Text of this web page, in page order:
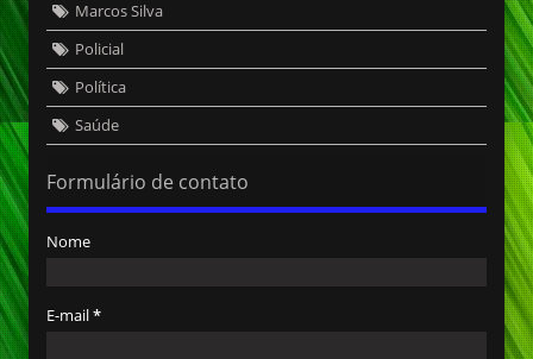
Marcos Silva
Policial
Política
Saúde
Formulário de contato
Nome
E-mail*